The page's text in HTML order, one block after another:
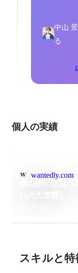
中山
る
個人の実績
wantedly.com
スキルと特